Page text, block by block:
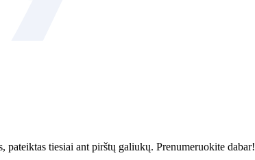
pateiktas tiesiai ant pirštų galiukų. Prenumeruokite dabar!